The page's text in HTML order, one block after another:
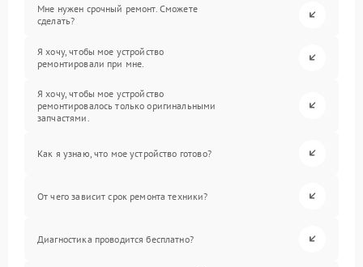
Мне нужен срочный ремонт. Сможете
сделать?
Я хочу, чтобы мое устройство
ремонтировали при мне.
Я хочу, чтобы мое устройство
ремонтировалось только оригинальными
запчастями.
Как я узнаю, что мое устройство готово?
От чего зависит срок ремонта техники?
Диагностика проводится бесплатно?